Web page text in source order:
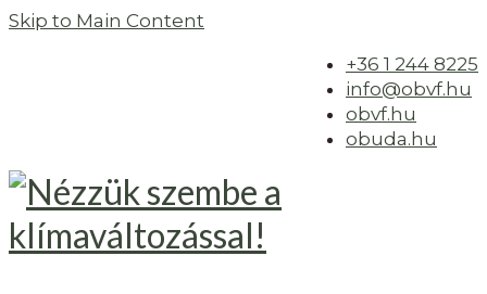
Skip to Main Content
+36 1 244 8225
info@obvf.hu
obvf.hu
obuda.hu